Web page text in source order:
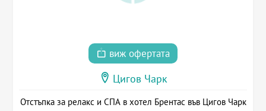
виж офертата
Цигов Чарк
Отстъпка за релакс и СПА в хотел Брентас във Цигов Чарк